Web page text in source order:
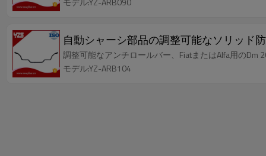
自動シャーシ部品の調整可能なソリッド
調整可能なアンチロールバー、FiatまたはAlfa用のDm
モデル:YZ-ARB104